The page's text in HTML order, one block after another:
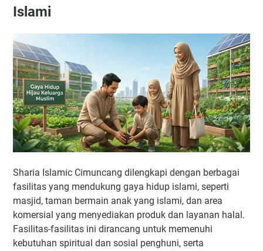
Islami
Sharia Islamic Cimuncang dilengkapi dengan berbagai
fasilitas yang mendukung gaya hidup islami, seperti
masjid, taman bermain anak yang islami, dan area
komersial yang menyediakan produk dan layanan halal.
Fasilitas-fasilitas ini dirancang untuk memenuhi
kebutuhan spiritual dan sosial penghuni, serta